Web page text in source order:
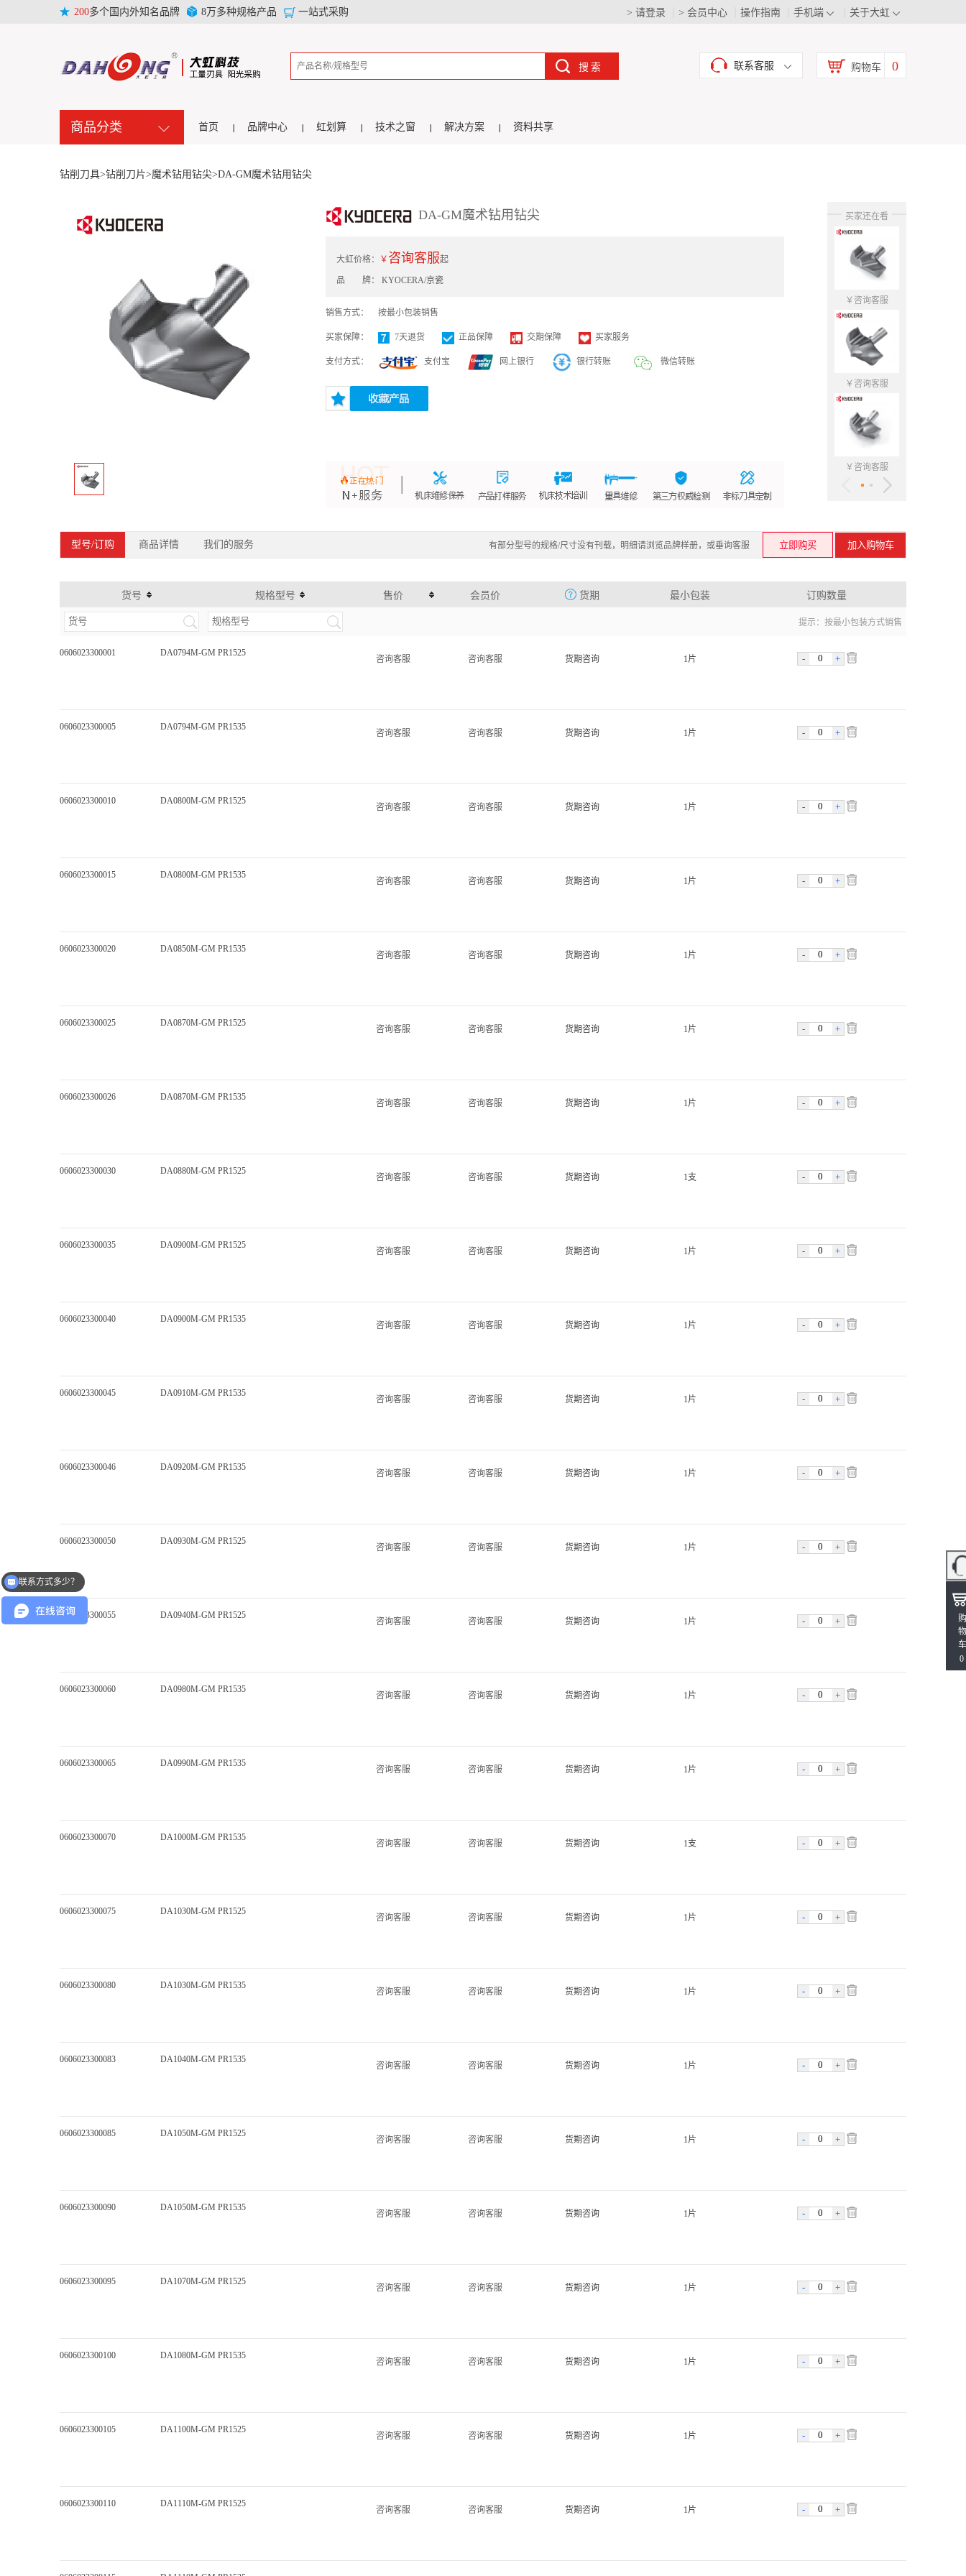
200多个国内外知名品牌 8万多种规格产品 一站式采购 > 请登录 > 会员中心 操作指南 手机端 关于大虹
搜索 联系客服 购物车 0
商品分类 首页 品牌中心 虹划算 技术之窗 解决方案 资料共享
钻削刀具>钻削刀片>魔术钻用钻尖>DA-GM魔术钻用钻尖
DA-GM魔术钻用钻尖
大虹价格： ￥ 咨询客服起
品 牌： KYOCERA/京瓷
销售方式： 按最小包装销售
买家保障： 7天退货 正品保障 交期保障 买家服务
支付方式： 支付宝 网上银行 银行转账 微信转账
买家还在看
￥咨询客服
￥咨询客服
￥咨询客服
型号/订购 商品详情 我们的服务 有部分型号的规格/尺寸没有刊载，明细请浏览品牌样册，或垂询客服
货号 规格型号 售价 会员价 货期 最小包装 订购数量
提示：按最小包装方式销售
0606023300001 DA0794M-GM PR1525
咨询客服 咨询客服 货期咨询 1片 - +
0606023300005 DA0794M-GM PR1535
咨询客服 咨询客服 货期咨询 1片 - +
0606023300010 DA0800M-GM PR1525
咨询客服 咨询客服 货期咨询 1片 - +
0606023300015 DA0800M-GM PR1535
咨询客服 咨询客服 货期咨询 1片 - +
0606023300020 DA0850M-GM PR1535
咨询客服 咨询客服 货期咨询 1片 - +
0606023300025 DA0870M-GM PR1525
咨询客服 咨询客服 货期咨询 1片 - +
0606023300026 DA0870M-GM PR1535
咨询客服 咨询客服 货期咨询 1片 - +
0606023300030 DA0880M-GM PR1525
咨询客服 咨询客服 货期咨询 1支 - +
0606023300035 DA0900M-GM PR1525
咨询客服 咨询客服 货期咨询 1片 - +
0606023300040 DA0900M-GM PR1535
咨询客服 咨询客服 货期咨询 1片 - +
0606023300045 DA0910M-GM PR1535
咨询客服 咨询客服 货期咨询 1片 - +
0606023300046 DA0920M-GM PR1535
咨询客服 咨询客服 货期咨询 1片 - +
0606023300050 DA0930M-GM PR1525
咨询客服 咨询客服 货期咨询 1片 - +
0606023300055 DA0940M-GM PR1525
咨询客服 咨询客服 货期咨询 1片 - +
0606023300060 DA0980M-GM PR1535
咨询客服 咨询客服 货期咨询 1片 - +
0606023300065 DA0990M-GM PR1535
咨询客服 咨询客服 货期咨询 1片 - +
0606023300070 DA1000M-GM PR1535
咨询客服 咨询客服 货期咨询 1支 - +
0606023300075 DA1030M-GM PR1525
咨询客服 咨询客服 货期咨询 1片 - +
0606023300080 DA1030M-GM PR1535
咨询客服 咨询客服 货期咨询 1片 - +
0606023300083 DA1040M-GM PR1535
咨询客服 咨询客服 货期咨询 1片 - +
0606023300085 DA1050M-GM PR1525
咨询客服 咨询客服 货期咨询 1片 - +
0606023300090 DA1050M-GM PR1535
咨询客服 咨询客服 货期咨询 1片 - +
0606023300095 DA1070M-GM PR1525
咨询客服 咨询客服 货期咨询 1片 - +
0606023300100 DA1080M-GM PR1535
咨询客服 咨询客服 货期咨询 1片 - +
0606023300105 DA1100M-GM PR1525
咨询客服 咨询客服 货期咨询 1片 - +
0606023300110 DA1110M-GM PR1525
咨询客服 咨询客服 货期咨询 1片 - +
购
物
车
0
联系方式多少？